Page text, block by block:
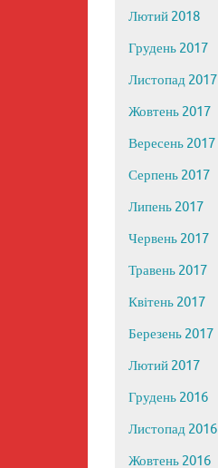
Лютий 2018
Грудень 2017
Листопад 2017
Жовтень 2017
Вересень 2017
Серпень 2017
Липень 2017
Червень 2017
Травень 2017
Квітень 2017
Березень 2017
Лютий 2017
Грудень 2016
Листопад 2016
Жовтень 2016